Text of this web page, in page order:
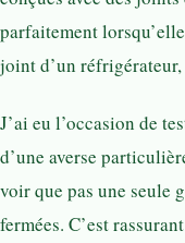
parfaitement
joint d’un
J’ai eu l’occasion de
d’une averse
voir que pas une seule
fermées. C’est